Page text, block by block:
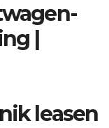
|
leasen